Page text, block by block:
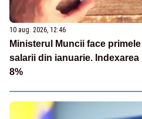
10 aug. 2026, 12:46
Ministerul Muncii face
salarii din ianuarie.
8%